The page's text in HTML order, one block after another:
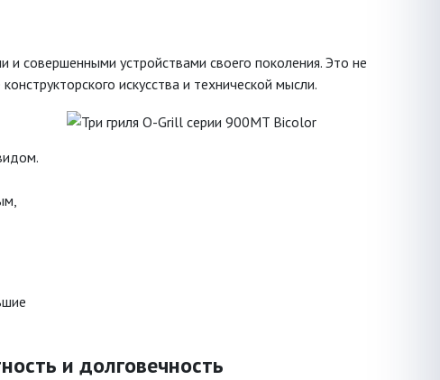
совершенными устройствами своего поколения. Это не
искусства и технической мысли.
и долговечность